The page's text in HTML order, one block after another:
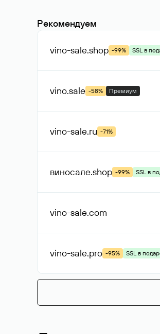
Рекомендуем
vino-sale.shop -99% SSL в
vino.sale -58% Премиум
vino-sale.ru -71%
виносале.shop -99% SSL в
vino-sale.com
vino-sale.pro -95% SSL в